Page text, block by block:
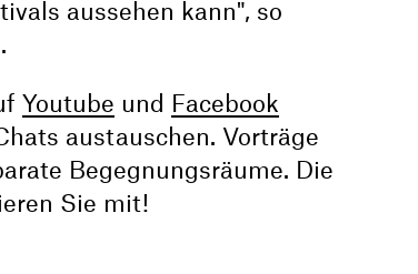
aussehen kann", so
Youtube und
Facebook
austauschen. Vorträge
Begegnungsräume. Die
Sie mit!